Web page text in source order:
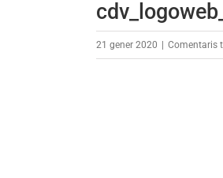
21 gener 2020 Comentaris